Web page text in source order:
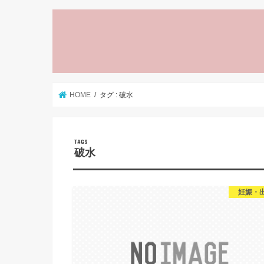
HOME タグ : 破水
破水
妊娠・